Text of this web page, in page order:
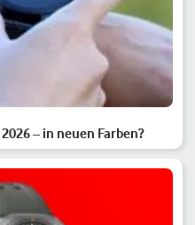
– in neuen Farben?